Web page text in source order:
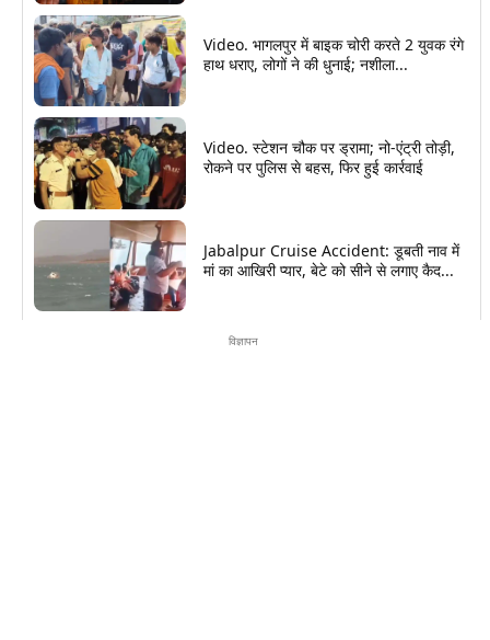
Video. भागलपुर में बाइक चोरी करते 2 युवक रंगे
हाथ धराए, लोगों ने की धुनाई; नशीला...
Video. स्टेशन चौक पर ड्रामा; नो-एंट्री तोड़ी,
रोकने पर पुलिस से बहस, फिर हुई कार्रवाई
Jabalpur Cruise Accident: डूबती नाव में
मां का आखिरी प्यार, बेटे को सीने से लगाए कैद...
विज्ञापन